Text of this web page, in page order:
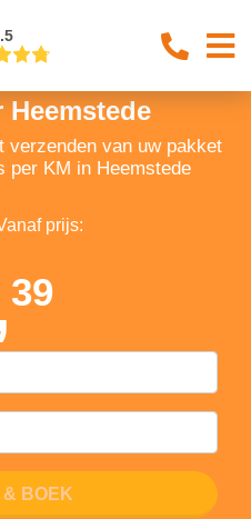
verzenden van uw pakket
per KM in Heemstede
prijs:
39
BOEK